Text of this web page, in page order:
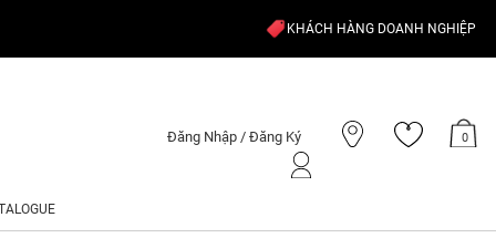
KHÁCH HÀNG DOANH NGHIỆP
Đăng Nhập / Đăng Ký 0